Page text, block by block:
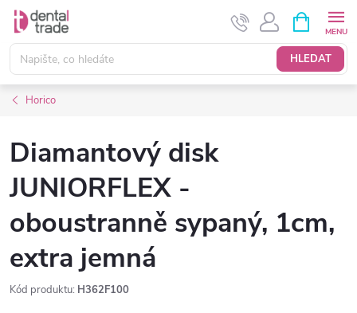
Přejít
obsah
HLEDAT
NÁKUPNÍ
KOŠÍK
Horico
Diamantový disk
JUNIORFLEX -
oboustranně sypaný, 1cm,
extra jemná
Kód produktu: H362F100